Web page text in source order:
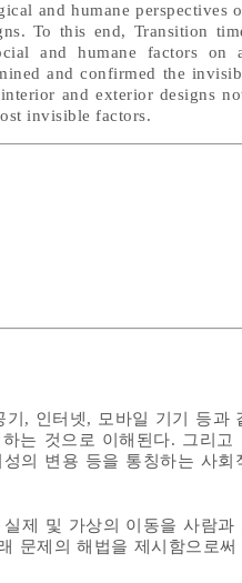
and humane perspectives
To this end, Transition
and humane factors on
and confirmed the
and exterior designs
invisible factors.
, 인터넷, 모바일 기기 등과
는 것으로 이해된다. 그리고
의 변용 등을 통칭하는 사회
제 및 가상의 이동을 사람과
문제의 해법을 제시함으로